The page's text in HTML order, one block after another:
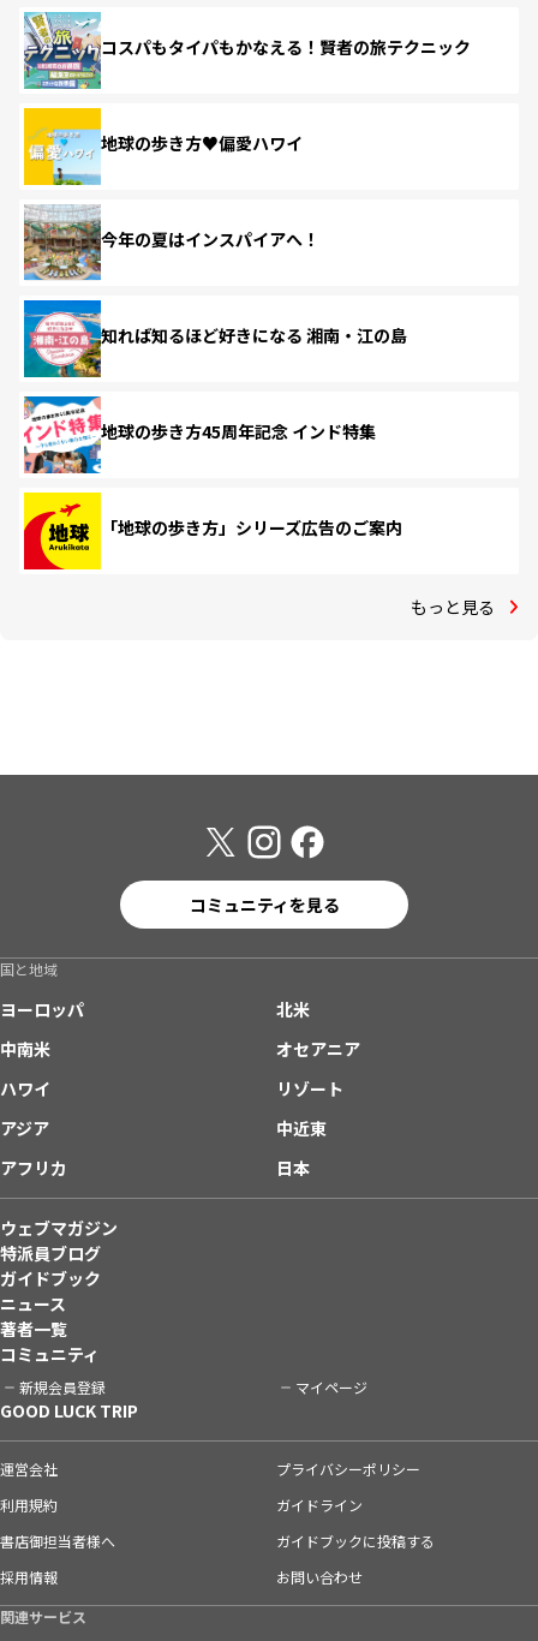
コスパもタイパもかなえる！賢者の旅テクニック
地球の歩き方♥偏愛ハワイ
今年の夏はインスパイアへ！
知れば知るほど好きになる 湘南・江の島
地球の歩き方45周年記念 インド特集
「地球の歩き方」シリーズ広告のご案内
もっと見る
コミュニティを見る
国と地域
ヨーロッパ
北米
中南米
オセアニア
ハワイ
リゾート
アジア
中近東
アフリカ
日本
ウェブマガジン
特派員ブログ
ガイドブック
ニュース
著者一覧
コミュニティ
新規会員登録 マイページ
GOOD LUCK TRIP
運営会社
プライバシーポリシー
利用規約
ガイドライン
書店御担当者様へ
ガイドブックに投稿する
採用情報
お問い合わせ
関連サービス